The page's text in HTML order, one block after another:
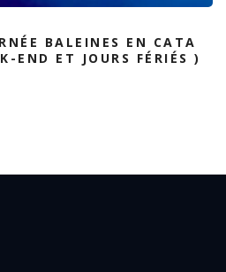
BALEINES EN CATA
END ET JOURS FÉRIÉS )